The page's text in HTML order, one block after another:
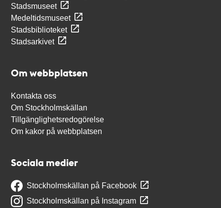
Stadsmuseet
Medeltidsmuseet
Stadsbiblioteket
Stadsarkivet
Om webbplatsen
Kontakta oss
Om Stockholmskällan
Tillgänglighetsredogörelse
Om kakor på webbplatsen
Sociala medier
Stockholmskällan på Facebook
Stockholmskällan på Instagram